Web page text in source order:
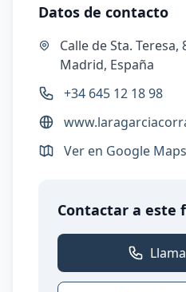
Datos de contacto
Calle de Sta. Teresa,
Madrid, España
+34 645 12 18 98
Ver en Google Maps
Contactar a este